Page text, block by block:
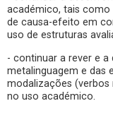
académico, tais
de causa-efeito em
uso de estruturas
- continuar a rever e
metalinguagem e das
modalizações
no uso académico.